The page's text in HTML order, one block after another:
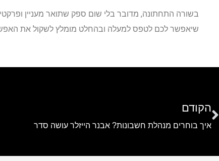
בשורה התחתונה, מדובר בלי שום ספק שתואר מעניין
שיאפשר לכם לטפס למעלה ובהחלט מומלץ לשקול את
הקודם
איך בוחרים מנהלת חשבונות? אבנר הייזלר עושה סדר